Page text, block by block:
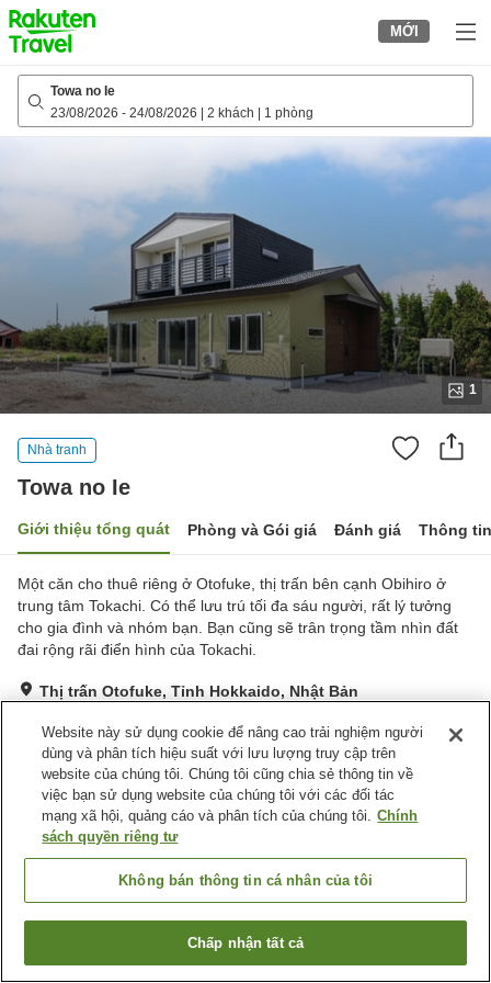
to
top
page
MỚI
Towa no Ie
23/08/2026 - 24/08/2026 2 khách 1 phòng
1
Nhà tranh
Towa no Ie
Giới thiệu tổng quát Phòng và Gói giá Đánh giá Thông
Một căn cho thuê riêng ở Otofuke, thị trấn bên cạnh Obihiro ở
trung tâm Tokachi. Có thể lưu trú tối đa sáu người, rất lý tưởng
cho gia đình và nhóm bạn. Bạn cũng sẽ trân trọng tầm nhìn đất
đai rộng rãi điển hình của Tokachi.
Thị trấn Otofuke, Tỉnh Hokkaido, Nhật Bản
Xuất sắc Đánh giá:1lượt
Tiện nghi chỗ nghỉ
Dịch vụ dịch thuật
Trang chủ Nhật Bản Tỉnh Hokkaido
Thị trấn Otofuke
Tìm phòng trống
Website này sử dụng cookie để nâng cao trải nghiệm người
dùng và phân tích hiệu suất với lưu lượng truy cập trên
website của chúng tôi. Chúng tôi cũng chia sẻ thông tin về
việc bạn sử dụng website của chúng tôi với các đối tác
mạng xã hội, quảng cáo và phân tích của chúng tôi. Chính
sách quyền riêng tư
Không bán thông tin cá nhân của tôi
Chấp nhận tất cả